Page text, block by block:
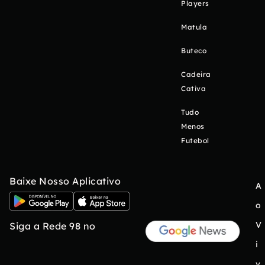
Players
Matula
Buteco
Cadeira
Cativa
Tudo
Menos
Futebol
Baixe Nosso Aplicativo
Siga a Rede 98 no
A
o
V
i